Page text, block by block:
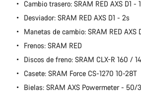
Cambio trasero: SRAM RED AXS D1 -
Desviador: SRAM RED AXS D1 - 2s
Manetas de cambio: SRAM RED AXS
Frenos: SRAM RED
Discos de freno: SRAM CLX-R 160 /
Casete: SRAM Force CS-1270 10-28T
Bielas: SRAM AXS Powermeter - 50/